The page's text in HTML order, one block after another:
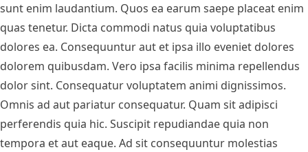
sunt enim laudantium. Quos ea earum saepe placeat enim
quas tenetur. Dicta commodi natus quia voluptatibus
dolores ea. Consequuntur aut et ipsa illo eveniet dolores
dolorem quibusdam. Vero ipsa facilis minima repellendus
dolor sint. Consequatur voluptatem animi dignissimos.
Omnis ad aut pariatur consequatur. Quam sit adipisci
perferendis quia hic. Suscipit repudiandae quia non
tempora et aut eaque. Ad sit consequuntur molestias